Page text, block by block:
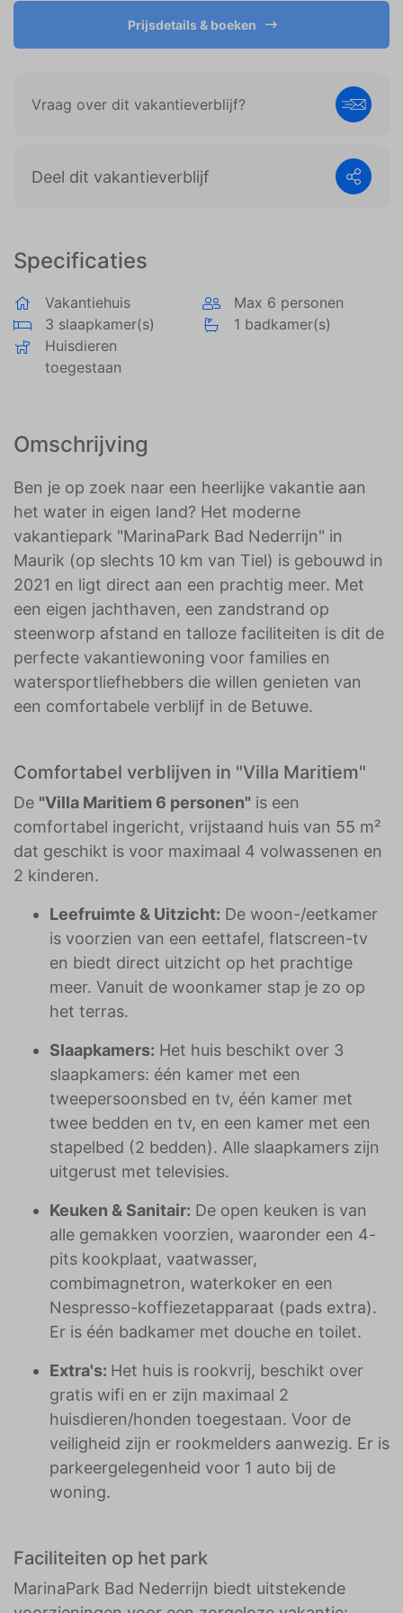
Specificaties
Vakantiehuis
Max 6 personen
3 slaapkamer(s)
1 badkamer(s)
Huisdieren
toegestaan
Omschrijving
Ben je op zoek naar een heerlijke vakantie aan
het water in eigen land? Het moderne
vakantiepark "MarinaPark Bad Nederrijn" in
Maurik (op slechts 10 km van Tiel) is gebouwd in
2021 en ligt direct aan een prachtig meer. Met
een eigen jachthaven, een zandstrand op
steenworp afstand en talloze faciliteiten is dit de
perfecte vakantiewoning voor families en
watersportliefhebbers die willen genieten van
een comfortabele verblijf in de Betuwe.
Comfortabel verblijven in "Villa Maritiem"
De "Villa Maritiem 6 personen" is een
comfortabel ingericht, vrijstaand huis van 55 m²
dat geschikt is voor maximaal 4 volwassenen en
2 kinderen.
Leefruimte & Uitzicht: De woon-/eetkamer
is voorzien van een eettafel, flatscreen-tv
en biedt direct uitzicht op het prachtige
meer. Vanuit de woonkamer stap je zo op
het terras.
Slaapkamers: Het huis beschikt over 3
slaapkamers: één kamer met een
tweepersoonsbed en tv, één kamer met
twee bedden en tv, en een kamer met een
stapelbed (2 bedden). Alle slaapkamers zijn
uitgerust met televisies.
Keuken & Sanitair: De open keuken is van
alle gemakken voorzien, waaronder een 4-
pits kookplaat, vaatwasser,
combimagnetron, waterkoker en een
Nespresso-koffiezetapparaat (pads extra).
Er is één badkamer met douche en toilet.
Extra's: Het huis is rookvrij, beschikt over
gratis wifi en er zijn maximaal 2
huisdieren/honden toegestaan. Voor de
veiligheid zijn er rookmelders aanwezig. Er is
parkeergelegenheid voor 1 auto bij de
woning.
Faciliteiten op het park
MarinaPark Bad Nederrijn biedt uitstekende
Prijsdetails & boeken
Vraag over dit vakantieverblijf?
Deel dit vakantieverblijf
weergeven die zijn afgestemd op en relevant zijn
voor de individuele gebruiker. Deze advertenties